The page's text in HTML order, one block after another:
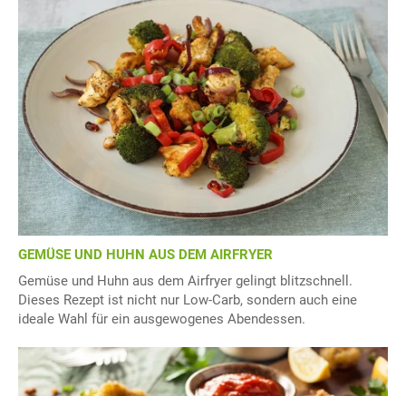
GEMÜSE UND HUHN AUS DEM AIRFRYER
Gemüse und Huhn aus dem Airfryer gelingt blitzschnell.
Dieses Rezept ist nicht nur Low-Carb, sondern auch eine
ideale Wahl für ein ausgewogenes Abendessen.